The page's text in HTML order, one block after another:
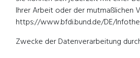
Ihrer Arbeit oder der mutmaßlichen
https://www.bfdi.bund.de/DE/
Zwecke der Datenverarbeitung